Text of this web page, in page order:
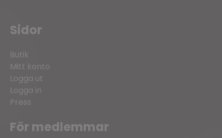
Sidor
Butik
Mitt konto
Logga ut
Logga in
Press
För medlemmar